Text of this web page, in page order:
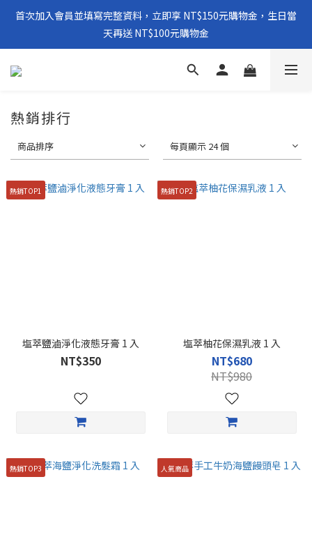
首次加入會員並填寫完整資料，立即享 NT$150元購物金，生日當
天再送 NT$100元購物金
熱銷排行
商品排序 每頁顯示 24 個
熱銷TOP1
塩萃鹽滷淨化液態牙膏 1 入
NT$350
熱銷TOP2
塩萃柚花保濕乳液 1 入
NT$680
NT$980
熱銷TOP3 人氣商品